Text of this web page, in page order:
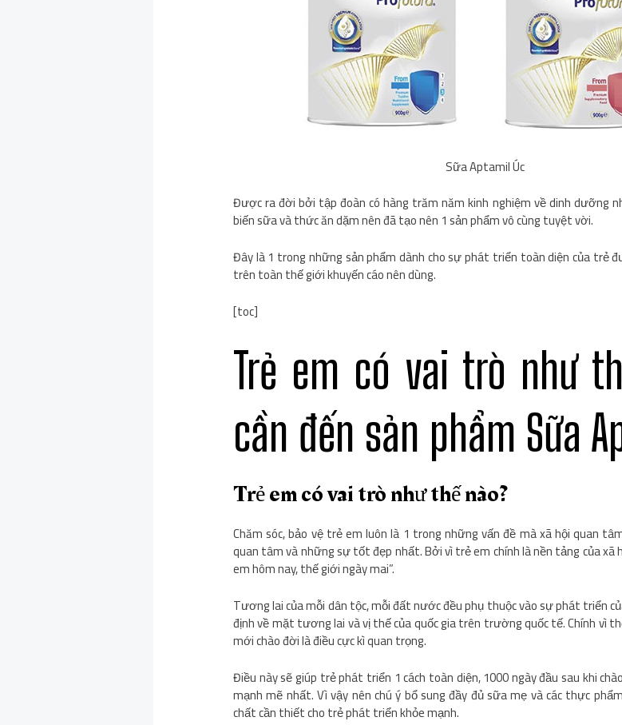
Sữa Aptamil Úc
Được ra đời bởi tập đoàn có hàng trăm năm kinh nghiệm về dinh dưỡng
biến sữa và thức ăn dặm nên đã tạo nên 1 sản phẩm vô cùng tuyệt vời.
Đây là 1 trong những sản phẩm dành cho sự phát triển toàn diện của trẻ
trên toàn thế giới khuyến cáo nên dùng.
[toc]
Trẻ em có vai trò như
cần đến sản phẩm Sữa
Trẻ em có vai trò như thế nào?
Chăm sóc, bảo vệ trẻ em luôn là 1 trong những vấn đề mà xã hội quan
quan tâm và những sự tốt đẹp nhất. Bởi vì trẻ em chính là nền tảng của xã
em hôm nay, thế giới ngày mai”.
Tương lai của mỗi dân tộc, mỗi đất nước đều phụ thuộc vào sự phát triển
định về mặt tương lai và vị thế của quốc gia trên trường quốc tế. Chính vì
mới chào đời là điều cực kì quan trọng.
Điều này sẽ giúp trẻ phát triển 1 cách toàn diện, 1000 ngày đầu sau khi
mạnh mẽ nhất. Vì vậy nên chú ý bổ sung đầy đủ sữa mẹ và các thực
chất cần thiết cho trẻ phát triển khỏe mạnh.